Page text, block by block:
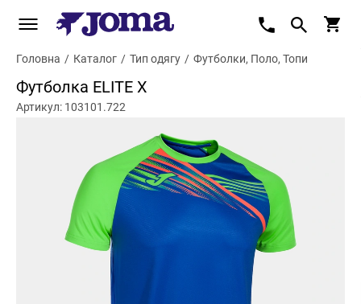
Головна / Каталог / Тип одягу / Футболки, Поло, Топи
Футболка ELITE X
Артикул: 103101.722